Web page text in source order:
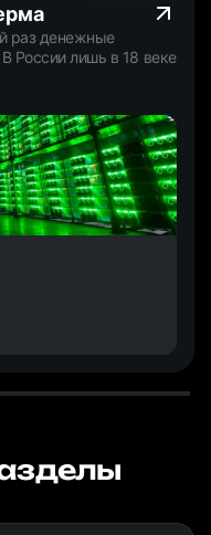
раз денежные
России лишь в 18 веке